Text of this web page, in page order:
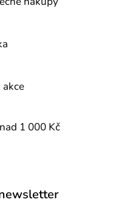
r
y
p
á
1 000 Kč